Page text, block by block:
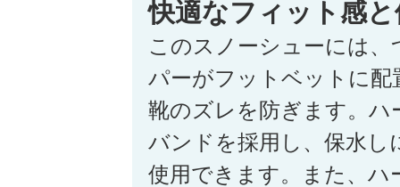
快適なフィット感
このスノーシューには
パーがフットベットに
靴のズレを防ぎます。
バンドを採用し、保水し
使用できます。また、